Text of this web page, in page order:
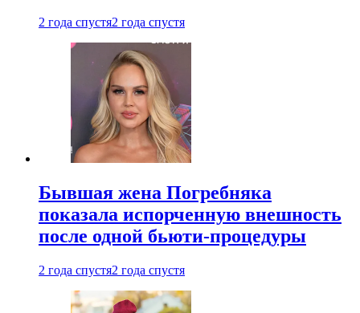
2 года спустя2 года спустя
Бывшая жена Погребняка
показала испорченную внешность
после одной бьюти-процедуры
2 года спустя2 года спустя